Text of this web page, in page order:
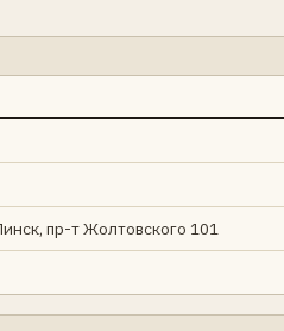
пр-т Жолтовского 101